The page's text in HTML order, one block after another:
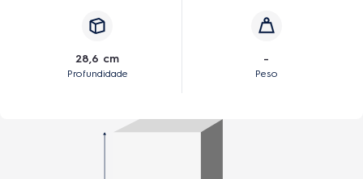
28,6 cm
Profundidade
-
Peso